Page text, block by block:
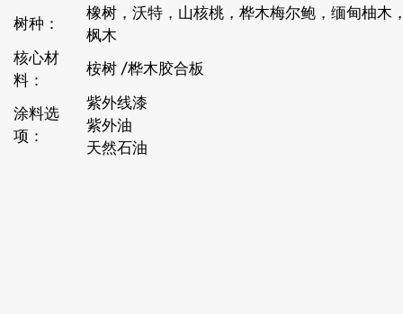
树种：
橡树，沃特，山核桃，桦木梅尔鲍，缅甸柚木
枫木
核心材
料：
桉树 /桦木胶合板
涂料选
项：
紫外线漆
紫外油
天然石油